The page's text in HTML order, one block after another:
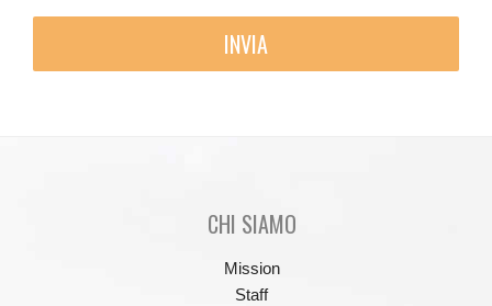
CHI SIAMO
Mission
Staff